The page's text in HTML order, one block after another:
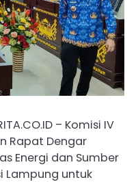
– Komisi IV
Rapat Dengar
Energi dan Sumber
Lampung untuk